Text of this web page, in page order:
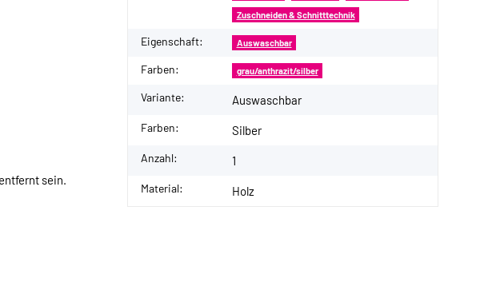
sein.
Zuschneiden & Schnitttechnik
Eigenschaft: Auswaschbar
Farben: grau/anthrazit/silber
Variante: Auswaschbar
Farben: Silber
Anzahl: 1
Material: Holz